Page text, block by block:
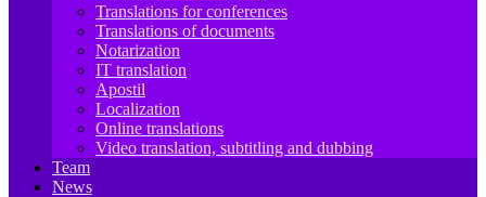
Translations for conferences
Translations of documents
Notarization
IT translation
Apostil
Localization
Online translations
Video translation, subtitling and dubbing
Team
News